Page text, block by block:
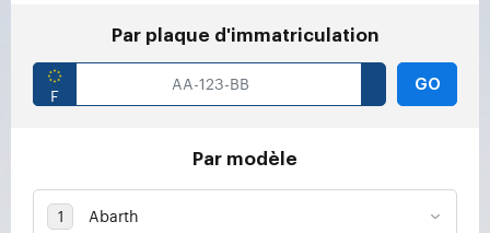
Par plaque d'immatriculation
GO
Par modèle